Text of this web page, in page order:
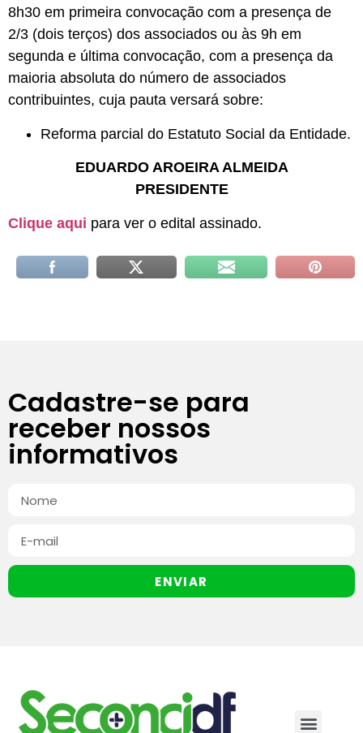
8h30 em primeira convocação com a presença de
2/3 (dois terços) dos associados ou às 9h em
segunda e última convocação, com a presença da
maioria absoluta do número de associados
contribuintes, cuja pauta versará sobre:
Reforma parcial do Estatuto Social da Entidade.
EDUARDO AROEIRA ALMEIDA
PRESIDENTE
Clique aqui para ver o edital assinado.
Cadastre-se para
receber nossos
informativos
ENVIAR